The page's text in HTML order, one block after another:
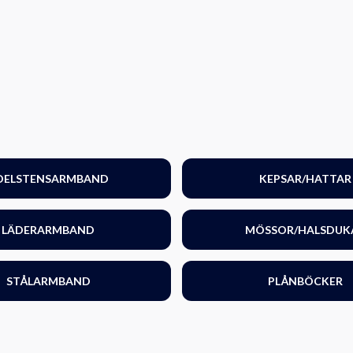
KEPSAR/HATTAR
LÄDERARMBAND MÖSSOR/
STÅLARMBAND PLÅNBÖCKER